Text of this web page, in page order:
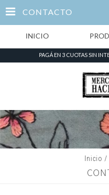
CONTACTO
INICIO
PAGÁ EN 3 CUOTAS SIN
Inicio /